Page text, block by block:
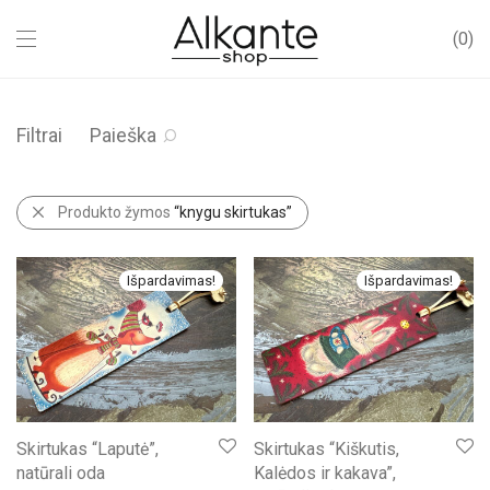
0
Filtrai Paieška
Produkto žymos “knygu skirtukas”
Išpardavimas!
Skirtukas “Laputė”,
natūrali oda
Išpardavimas!
Skirtukas “Kiškutis,
Kalėdos ir kakava”,